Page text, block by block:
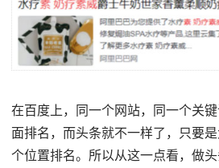
在百度上，同一个网站，同一个关
面排名，而头条就不一样了，只要
个位置排名。所以从这一点看，做